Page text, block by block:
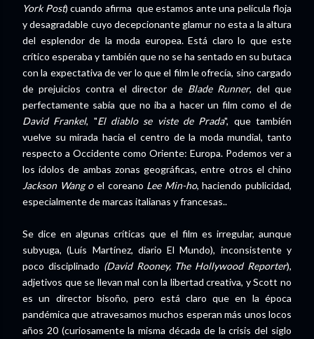
York Post) cuando afirma que estamos ante una película floja
y desagradable cuyo decepcionante glamur no esta a la altura
del esplendor de la moda europea. Está claro lo que este
crítico esperaba y también que no se ha sentado en su butaca
con la expectativa de ver lo que el film le ofrecía, sino cargado
de prejuicios contra el director de Blade Runner, del que
perfectamente sabía que no iba a hacer un film como el de
David Frankel, "El diablo se viste de Prada", que también
vuelve su mirada hacia el centro de la moda mundial, tanto
respecto a Occidente como Oriente: Europa. Podemos ver a
los ídolos de ambas zonas geográficas, entre otros el chino
Jackson Wang o el coreano Lee Min-ho, haciendo publicidad,
especialmente de marcas italianas y francesas..
Se dice en algunas críticas que el film es irregular, aunque
subyuga, (Luís Martínez, diario El Mundo), inconsistente y
poco disciplinado (David Rooney, The Hollywood Reporter),
adjetivos que se llevan mal con la libertad creativa, y Scott no
es un director bisoño, pero está claro que en la época
pandémica que atravesamos muchos esperan más unos locos
años 20 (curiosamente la misma década de la crisis del siglo